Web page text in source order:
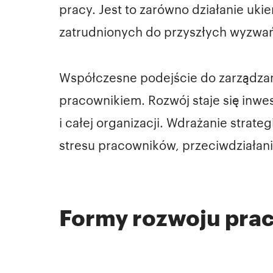
pracy. Jest to zarówno działanie
zatrudnionych do przyszłych
Współczesne podejście do
pracownikiem. Rozwój staje się
i całej organizacji. Wdrażanie
stresu pracowników,
Formy rozwoju